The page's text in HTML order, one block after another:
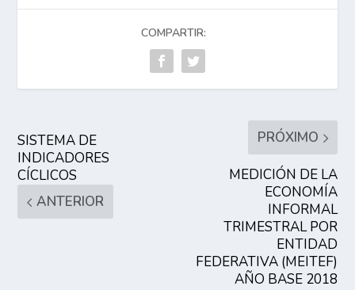
COMPARTIR:
SISTEMA DE
INDICADORES
CÍCLICOS
ANTERIOR
PRÓXIMO
MEDICIÓN DE LA
ECONOMÍA
INFORMAL
TRIMESTRAL POR
ENTIDAD
FEDERATIVA (MEITEF)
AÑO BASE 2018